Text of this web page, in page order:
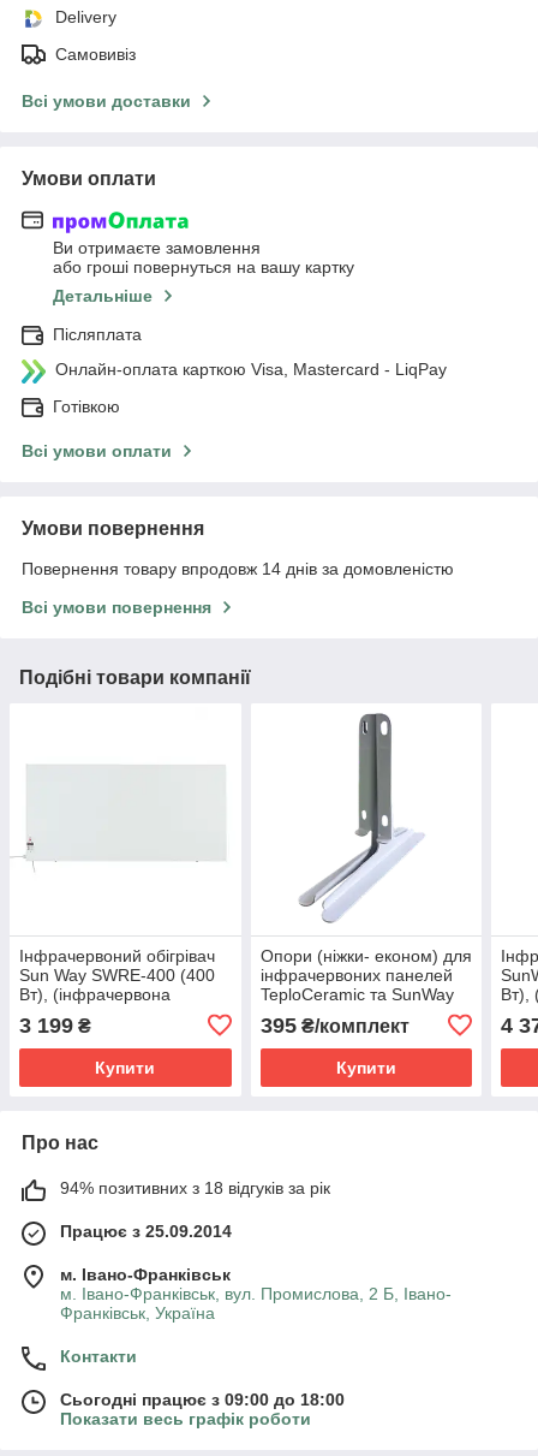
Delivery
Самовивіз
Всі умови доставки
Умови оплати
Ви отримаєте замовлення
або гроші повернуться на вашу картку
Детальніше
Післяплата
Онлайн-оплата карткою Visa, Mastercard - LiqPay
Готівкою
Всі умови оплати
Умови повернення
Повернення товару впродовж 14 днів за домовленістю
Всі умови повернення
Подібні товари компанії
Інфрачервоний обігрівач
Sun Way SWRE-400 (400
Вт), (інфрачервона
3 199 ₴
Купити
Опори (ніжки- економ) для
інфрачервоних панелей
TeploCeramic та SunWay
395₴/комплект
Купити
Вт),
4
Про нас
94% позитивних з 18 відгуків за рік
Працює з 25.09.2014
м. Івано-Франківськ
м. Івано-Франківськ, вул. Промислова, 2 Б, Івано-
Франківськ, Україна
Контакти
Сьогодні працює з 09:00 до 18:00
Показати весь графік роботи